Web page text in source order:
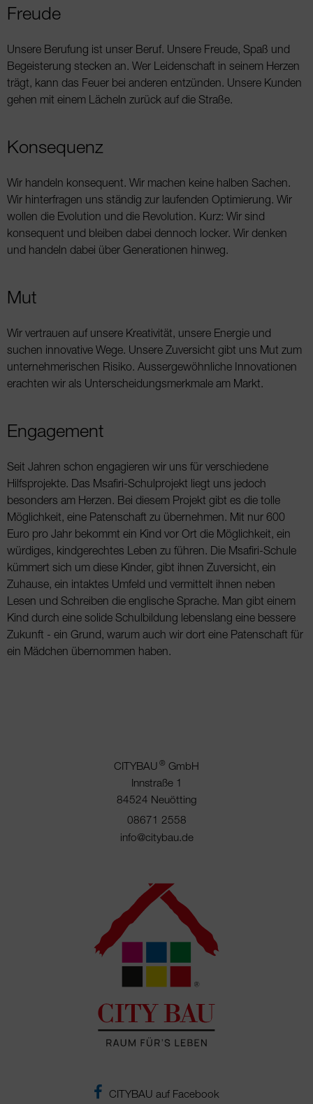
Freude
Unsere Berufung ist unser Beruf. Unsere Freude, Spaß und
Begeisterung stecken an. Wer Leiden­schaft in seinem Herzen
trägt, kann das Feuer bei anderen entzünden. Unsere Kunden
gehen mit einem Lächeln zurück auf die Straße.
Konsequenz
Wir handeln konsequent. Wir machen keine halben Sachen.
Wir hinterfragen uns ständig zur laufenden Optimierung. Wir
wollen die Evolution und die Re­volution. Kurz: Wir sind
konsequent und bleiben dabei dennoch locker. Wir denken
und handeln da­bei über Generationen hinweg.
Mut
Wir vertrauen auf unsere Kreativität, unsere Energie und
suchen innovative Wege. Unsere Zuversicht gibt uns Mut zum
unternehmerischen Risiko. Aussergewöhnliche Innovationen
erachten wir als Unterscheidungsmerkmale am Markt.
Engagement
Seit Jahren schon engagieren wir uns für verschie­dene
Hilfsprojekte. Das Msafiri-Schulprojekt liegt uns jedoch
besonders am Herzen. Bei diesem Pro­jekt gibt es die tolle
Möglichkeit, eine Patenschaft zu übernehmen. Mit nur 600
Euro pro Jahr bekommt ein Kind vor Ort die Möglichkeit, ein
würdiges, kind­gerechtes Leben zu führen. Die Msafiri-Schule
küm­mert sich um diese Kinder, gibt ihnen Zuversicht, ein
Zuhause, ein intaktes Umfeld und vermittelt ihnen neben
Lesen und Schreiben die englische Sprache. Man gibt einem
Kind durch eine solide Schulbildung lebenslang eine bessere
Zukunft - ein Grund, wa­rum auch wir dort eine Patenschaft für
ein Mädchen übernommen haben.
CITYBAU ® GmbH
Innstraße 1
84524 Neuötting
08671 2558
info@citybau.de
CITYBAU auf Facebook